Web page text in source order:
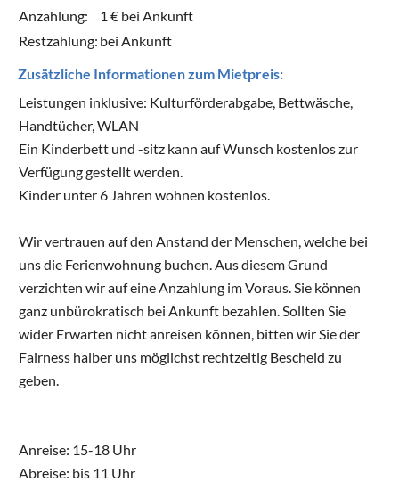
Anzahlung:
1 € bei Ankunft
Restzahlung: bei Ankunft
Zusätzliche Informationen zum Mietpreis:
Leistungen inklusive: Kulturförderabgabe, Bettwäsche,
Handtücher, WLAN
Ein Kinderbett und -sitz kann auf Wunsch kostenlos zur
Verfügung gestellt werden.
Kinder unter 6 Jahren wohnen kostenlos.
Wir vertrauen auf den Anstand der Menschen, welche bei
uns die Ferienwohnung buchen. Aus diesem Grund
verzichten wir auf eine Anzahlung im Voraus. Sie können
ganz unbürokratisch bei Ankunft bezahlen. Sollten Sie
wider Erwarten nicht anreisen können, bitten wir Sie der
Fairness halber uns möglichst rechtzeitig Bescheid zu
geben.
Anreise: 15-18 Uhr
Abreise: bis 11 Uhr